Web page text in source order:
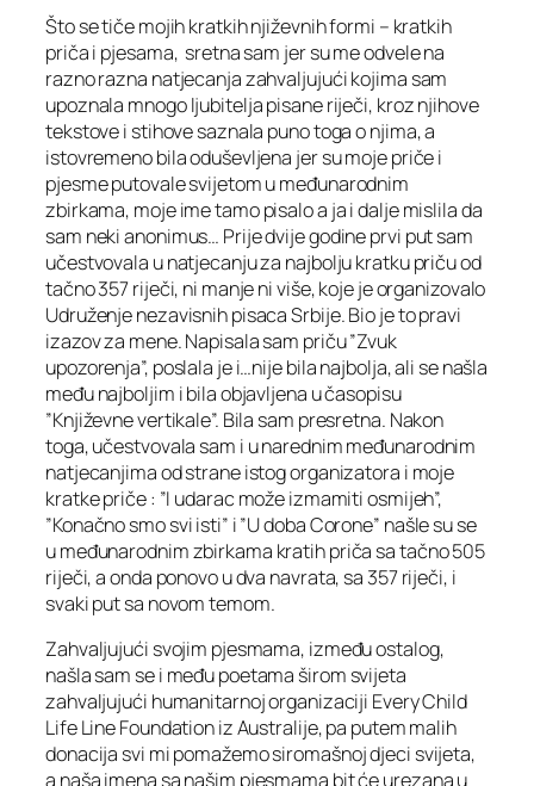
Što se tiče mojih kratkih njiževnih formi – kratkih
priča i pjesama, sretna sam jer su me odvele na
razno razna natjecanja zahvaljujući kojima sam
upoznala mnogo ljubitelja pisane riječi, kroz njihove
tekstove i stihove saznala puno toga o njima, a
istovremeno bila oduševljena jer su moje priče i
pjesme putovale svijetom u međunarodnim
zbirkama, moje ime tamo pisalo a ja i dalje mislila da
sam neki anonimus… Prije dvije godine prvi put sam
učestvovala u natjecanju za najbolju kratku priču od
tačno 357 riječi, ni manje ni više, koje je organizovalo
Udruženje nezavisnih pisaca Srbije. Bio je to pravi
izazov za mene. Napisala sam priču ”Zvuk
upozorenja”, poslala je i…nije bila najbolja, ali se našla
među najboljim i bila objavljena u časopisu
”Književne vertikale”. Bila sam presretna. Nakon
toga, učestvovala sam i u narednim međunarodnim
natjecanjima od strane istog organizatora i moje
kratke priče : ”I udarac može izmamiti osmijeh”,
”Konačno smo svi isti” i ”U doba Corone” našle su se
u međunarodnim zbirkama kratih priča sa tačno 505
riječi, a onda ponovo u dva navrata, sa 357 riječi, i
svaki put sa novom temom.
Zahvaljujući svojim pjesmama, između ostalog,
našla sam se i među poetama širom svijeta
zahvaljujući humanitarnoj organizaciji Every Child
Life Line Foundation iz Australije, pa putem malih
donacija svi mi pomažemo siromašnoj djeci svijeta,
a naša imena sa našim pjesmama bit će urezana u